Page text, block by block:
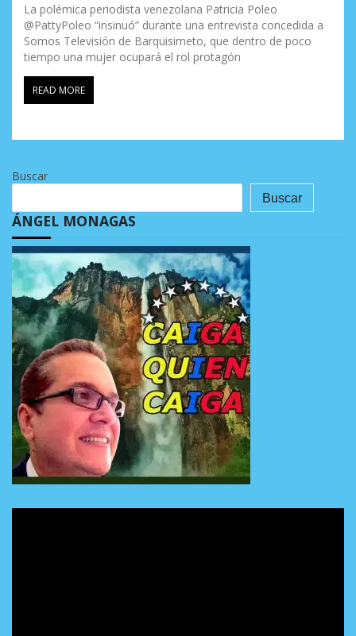
La polémica periodista venezolana Patricia Poleo
@PattyPoleo “insinuó” durante una entrevista concedida a
Somos Televisión de Barquisimeto, que dentro de poco
tiempo una mujer ocupará el rol protagón
READ MORE
Buscar
Buscar
ÁNGEL MONAGAS